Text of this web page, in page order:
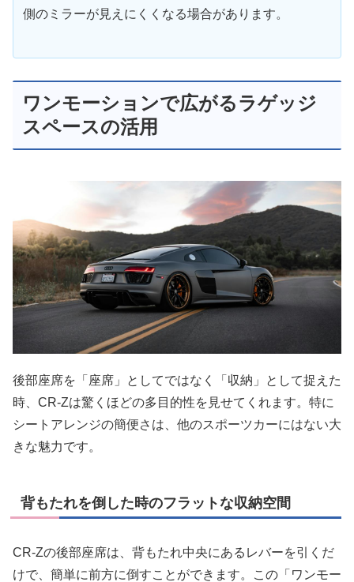
側のミラーが見えにくくなる場合があります。
ワンモーションで広がるラゲッジ
スペースの活用
後部座席を「座席」としてではなく「収納」として捉えた
時、CR-Zは驚くほどの多目的性を見せてくれます。特に
シートアレンジの簡便さは、他のスポーツカーにはない大
きな魅力です。
背もたれを倒した時のフラットな収納空間
CR-Zの後部座席は、背もたれ中央にあるレバーを引くだ
けで、簡単に前方に倒すことができます。この「ワンモー